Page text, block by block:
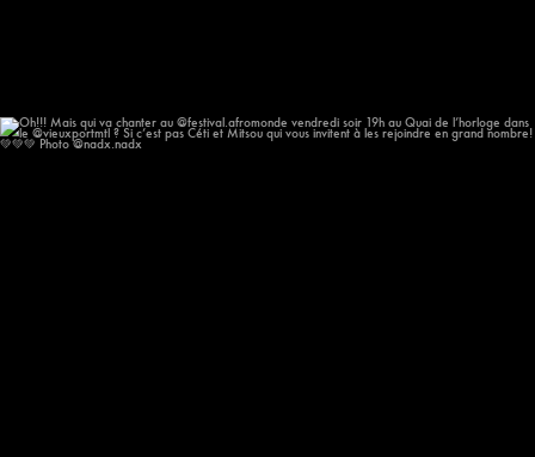
Oh!!! Mais qui va chanter au @festival.afromonde